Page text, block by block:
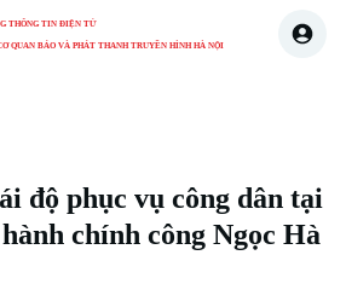
THÔNG TIN ĐIỆN TỬ
QUAN BÁO VÀ PHÁT THANH TRUYỀN HÌNH HÀ NỘI
độ phục vụ công dân tại
chính công Ngọc Hà